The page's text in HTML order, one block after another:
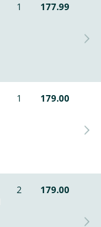
1 177.99
1 179.00
2 179.00